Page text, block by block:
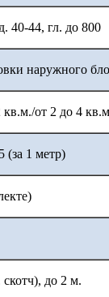
40-44, гл. до 800
наружного
кв.м./от 2 до 4
(за 1 метр)
до 2 м.